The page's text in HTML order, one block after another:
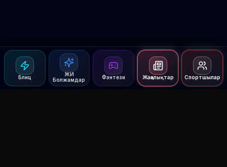
Блиц
ЖИ
Болжамдар
Фэнтези Жаңалықтар Спортшылар